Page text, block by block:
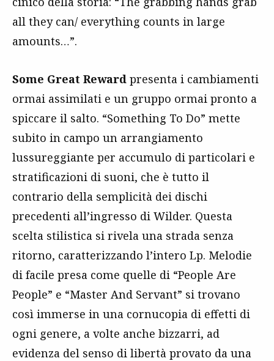
all they can/ everything counts in large
amounts…”.
Some Great Reward presenta i cambiamenti
ormai assimilati e un gruppo ormai pronto a
spiccare il salto. “Something To Do” mette
subito in campo un arrangiamento
lussureggiante per accumulo di particolari e
stratificazioni di suoni, che è tutto il
contrario della semplicità dei dischi
precedenti all’ingresso di Wilder. Questa
scelta stilistica si rivela una strada senza
ritorno, caratterizzando l’intero Lp. Melodie
di facile presa come quelle di “People Are
People” e “Master And Servant” si trovano
così immerse in una cornucopia di effetti di
ogni genere, a volte anche bizzarri, ad
evidenza del senso di libertà provato da una